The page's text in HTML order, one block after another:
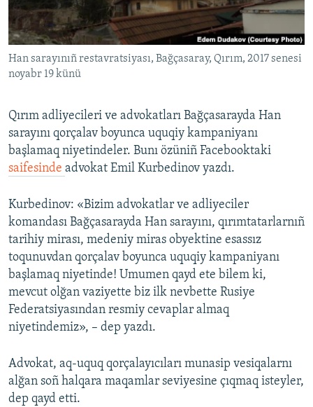
QOŞULIÑIZ!
Han sarayınıñ restavratsiyası, Bağçasaray, Qırım, 2017 senesi
noyabr 19 künü
Qırım adliyecileri ve advokatları Bağçasarayda Han
sarayını qorçalav boyunca uquqiy kampaniyanı
başlamaq niyetindeler. Bunı özüniñ Facebooktaki
saifesinde advokat Emil Kurbedinov yazdı.
Kurbedinov: «Bizim advokatlar ve adliyeciler
komandası Bağçasarayda Han sarayını, qırımtatarlarnıñ
tarihiy mirası, medeniy miras obyektine esassız
toqunuvdan qorçalav boyunca uquqiy kampaniyanı
başlamaq niyetinde! Umumen qayd ete bilem ki,
mevcut olğan vaziyette biz ilk nevbette Rusiye
Federatsiyasından resmiy cevaplar almaq
niyetindemiz», – dep yazdı.
Advokat, aq-uquq qorçalayıcıları munasip vesiqalarnı
alğan soñ halqara maqamlar seviyesine çıqmaq isteyler,
dep qayd etti.